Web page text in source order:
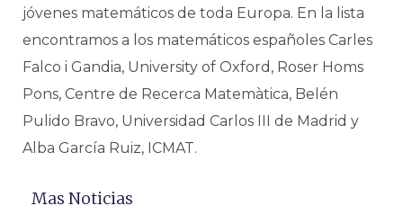
jóvenes matemáticos de toda Europa. En la lista
encontramos a los matemáticos españoles Carles
Falco i Gandia, University of Oxford, Roser Homs
Pons, Centre de Recerca Matemàtica, Belén
Pulido Bravo, Universidad Carlos III de Madrid y
Alba García Ruiz, ICMAT.
Mas Noticias